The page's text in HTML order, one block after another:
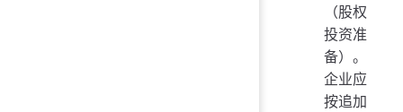
（股权
投资准
备）。
企业应
按追加